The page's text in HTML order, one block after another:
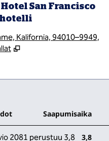
San Francisco
Kalifornia, 94010–9949,
Saapumisaika
3,8